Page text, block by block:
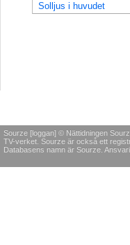
Solljus i huvudet
Sourze [loggan] © Nättidningen
TV-verket. Sourze är också ett
Databasens namn är Sourze.